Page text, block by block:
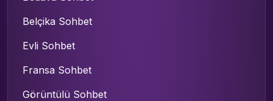
Belçika Sohbet
Evli Sohbet
Fransa Sohbet
Görüntülü Sohbet